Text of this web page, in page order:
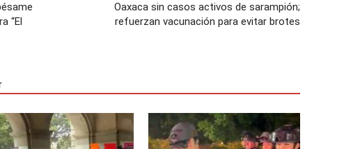
“El
Oaxaca sin casos activos de sarampión;
refuerzan vacunación para evitar brotes